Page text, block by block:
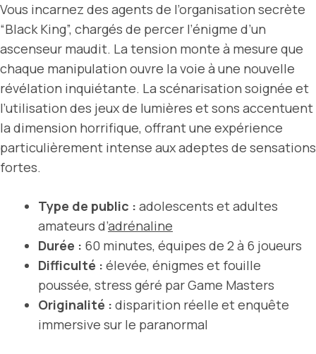
Vous incarnez des agents de l’organisation secrète
“Black King”, chargés de percer l’énigme d’un
ascenseur maudit. La tension monte à mesure que
chaque manipulation ouvre la voie à une nouvelle
révélation inquiétante. La scénarisation soignée et
l’utilisation des jeux de lumières et sons accentuent
la dimension horrifique, offrant une expérience
particulièrement intense aux adeptes de sensations
fortes.
Type de public : adolescents et adultes
amateurs d’adrénaline
Durée : 60 minutes, équipes de 2 à 6 joueurs
Difficulté : élevée, énigmes et fouille
poussée, stress géré par Game Masters
Originalité : disparition réelle et enquête
immersive sur le paranormal